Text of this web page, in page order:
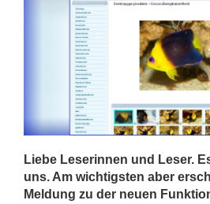
Liebe Leserinnen und Leser.
uns. Am wichtigsten aber
Meldung zu der neuen